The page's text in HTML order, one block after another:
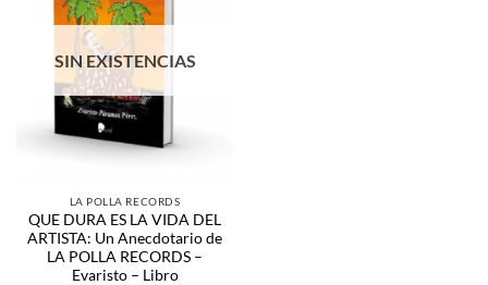
SIN EXISTENCIAS
LA POLLA RECORDS
QUE DURA ES LA VIDA DEL
ARTISTA: Un Anecdotario de
LA POLLA RECORDS –
Evaristo – Libro